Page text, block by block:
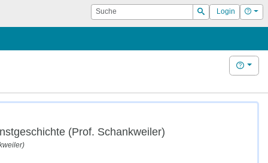
Suche
Suchen
Login Hilfe
Hilfe
(Prof. Schankweiler)